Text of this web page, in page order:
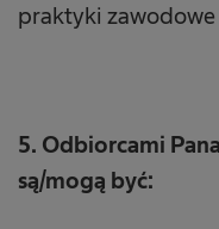
praktyki zawodowe
5. Odbiorcami
są/mogą być: